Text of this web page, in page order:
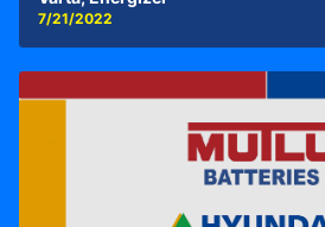
7/21/2022